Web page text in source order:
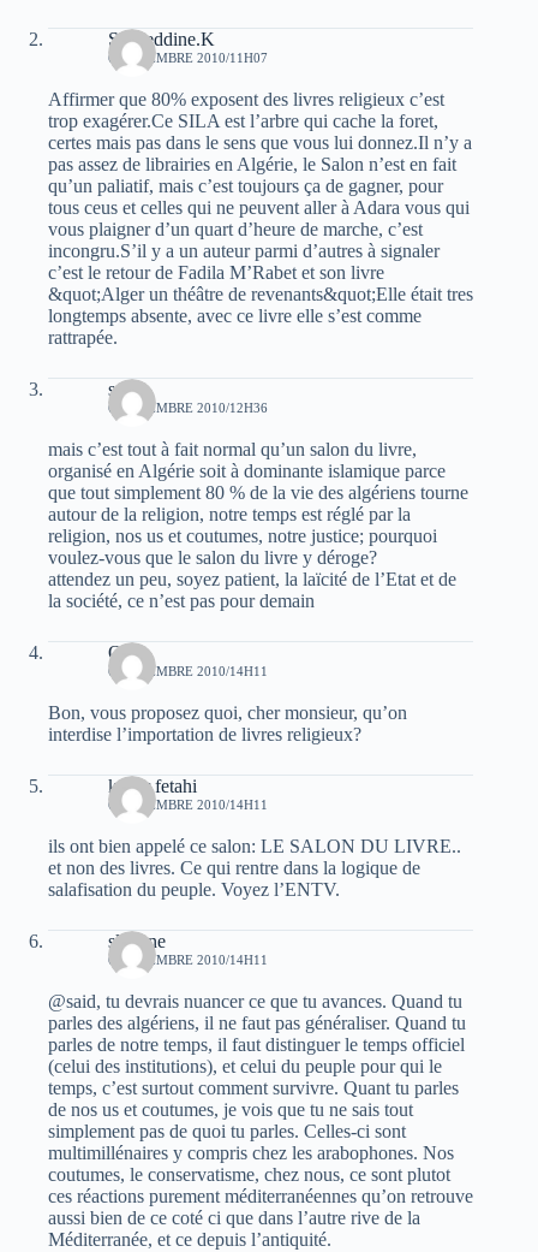
Saadeddine.K
6 NOVEMBRE 2010/11H07
Affirmer que 80% exposent des livres religieux c’est
trop exagérer.Ce SILA est l’arbre qui cache la foret,
certes mais pas dans le sens que vous lui donnez.Il n’y a
pas assez de librairies en Algérie, le Salon n’est en fait
qu’un paliatif, mais c’est toujours ça de gagner, pour
tous ceus et celles qui ne peuvent aller à Adara vous qui
vous plaigner d’un quart d’heure de marche, c’est
incongru.S’il y a un auteur parmi d’autres à signaler
c’est le retour de Fadila M’Rabet et son livre
&quot;Alger un théâtre de revenants&quot;Elle était tres
longtemps absente, avec ce livre elle s’est comme
rattrapée.
saïd
6 NOVEMBRE 2010/12H36
mais c’est tout à fait normal qu’un salon du livre,
organisé en Algérie soit à dominante islamique parce
que tout simplement 80 % de la vie des algériens tourne
autour de la religion, notre temps est réglé par la
religion, nos us et coutumes, notre justice; pourquoi
voulez-vous que le salon du livre y déroge?
attendez un peu, soyez patient, la laïcité de l’Etat et de
la société, ce n’est pas pour demain
OrO
6 NOVEMBRE 2010/14H11
Bon, vous proposez quoi, cher monsieur, qu’on
interdise l’importation de livres religieux?
kader fetahi
6 NOVEMBRE 2010/14H11
ils ont bien appelé ce salon: LE SALON DU LIVRE..
et non des livres. Ce qui rentre dans la logique de
salafisation du peuple. Voyez l’ENTV.
slimane
6 NOVEMBRE 2010/14H11
@said, tu devrais nuancer ce que tu avances. Quand tu
parles des algériens, il ne faut pas généraliser. Quand tu
parles de notre temps, il faut distinguer le temps officiel
(celui des institutions), et celui du peuple pour qui le
temps, c’est surtout comment survivre. Quant tu parles
de nos us et coutumes, je vois que tu ne sais tout
simplement pas de quoi tu parles. Celles-ci sont
multimillénaires y compris chez les arabophones. Nos
coutumes, le conservatisme, chez nous, ce sont plutot
ces réactions purement méditerranéennes qu’on retrouve
aussi bien de ce coté ci que dans l’autre rive de la
Méditerranée, et ce depuis l’antiquité.